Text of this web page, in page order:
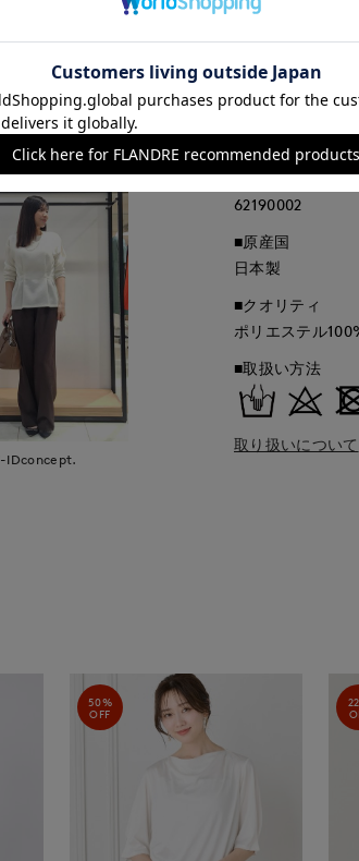
IDconcept.
ございます。現
了承ください。
■サイズ表記はあ
同素材のカーデ
■品番
62190002
■原産国
日本製
■クオリティ
ポリエステル
■取扱い方法
取り扱いについて
50%
OFF